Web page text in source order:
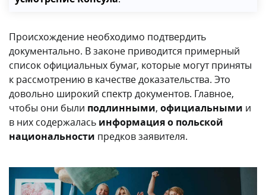
Происхождение необходимо подтвердить
документально. В законе приводится примерный
список официальных бумаг, которые могут приняты
к рассмотрению в качестве доказательства. Это
довольно широкий спектр документов. Главное,
чтобы они были подлинными, официальными и
в них содержалась информация о польской
национальности предков заявителя.